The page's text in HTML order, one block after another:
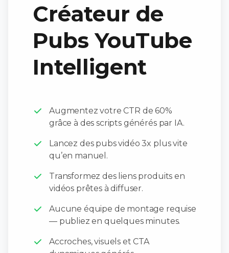
Créateur de
Pubs YouTube
Intelligent
Augmentez votre CTR de 60%
grâce à des scripts générés par IA.
Lancez des pubs vidéo 3x plus vite
qu’en manuel.
Transformez des liens produits en
vidéos prêtes à diffuser.
Aucune équipe de montage requise
— publiez en quelques minutes.
Accroches, visuels et CTA